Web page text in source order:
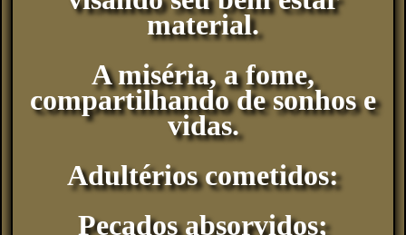
material.
A miséria, a fome,
compartilhando de sonhos e
vidas.
Adultérios cometidos:
Pecados absorvidos;